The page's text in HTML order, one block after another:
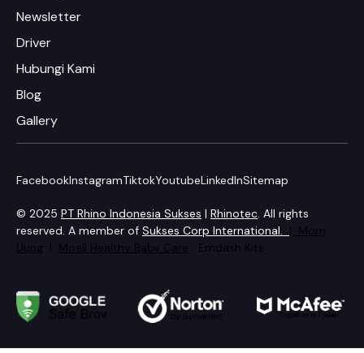
Newsletter
Driver
Hubungi Kami
Blog
Gallery
FacebookInstagramTiktokYoutubeLinkedInSitemap
© 2025 PT Rhino Indonesia Sukses | Rhinotec. All rights
reserved. A member of Sukses Corp International. | Mom
Uung | Moell Healthy Baby Care Emdash Kits